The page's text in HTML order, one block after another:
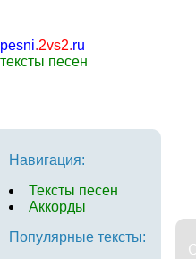
pesni.2vs2.ru
тексты песен
Навигация:
Тексты песен
Аккорды
Популярные тексты: